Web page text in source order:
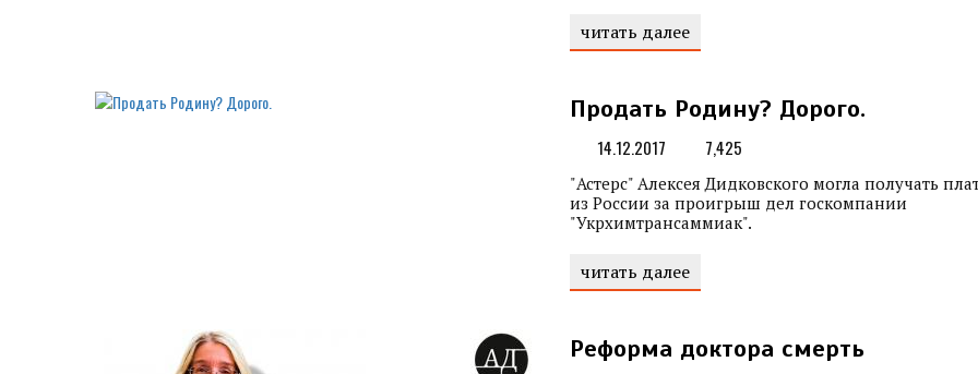
читать далее
Продать Родину? Дорого.
14.12.2017 7,425
"Астерс" Алексея Дидковского могла получать
из России за проигрыш дел госкомпании
"Укрхимтрансаммиак".
читать далее
Реформа доктора смерть